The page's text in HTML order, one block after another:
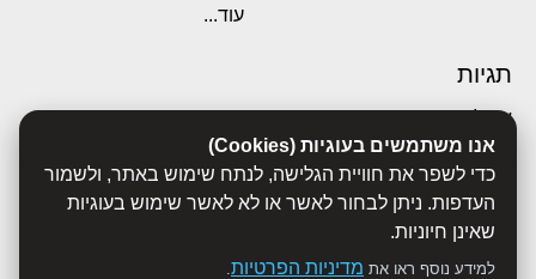
אנו משתמשים בעוגיות (Cookies)
כדי לשפר את חוויית הגלישה, לנתח שימוש באתר, ולשמור
העדפות. ניתן לבחור לאשר או לא לאשר שימוש בעוגיות
שאינן חיוניות.
למידע נוסף ראו את מדיניות הפרטיות.
עוד...
תגיות
אבולוציה
אכסדרה
אנשים
ביוגרפיות
ביולוגיה